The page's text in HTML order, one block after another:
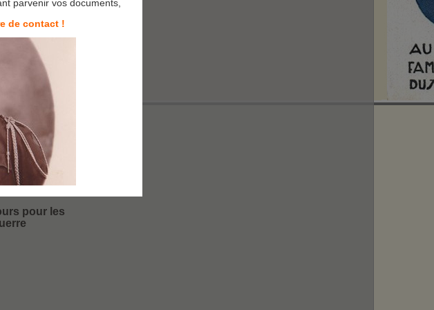
pour les
parvenir vos documents,
de contact !